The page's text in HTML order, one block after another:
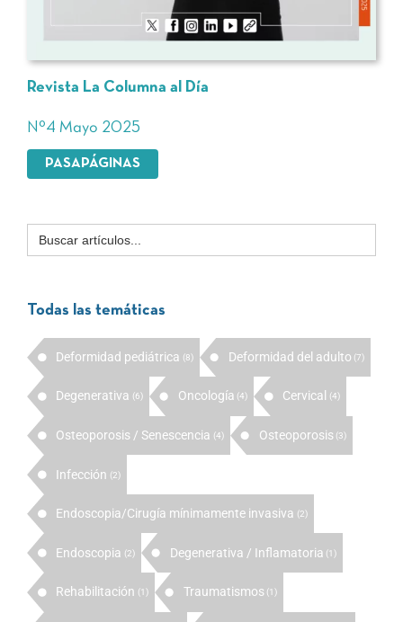
Revista La Columna al Día
Nº4 Mayo 2025
PASAPÁGINAS
Buscar:
Todas las temáticas
Deformidad pediátrica (8) Deformidad del adulto (7)
Degenerativa (6) Oncología (4) Cervical (4)
Osteoporosis / Senescencia (4) Osteoporosis (3)
Infección (2)
Endoscopia/Cirugía mínimamente invasiva (2)
Endoscopia (2) Degenerativa / Inflamatoria (1)
Rehabilitación (1) Traumatismos (1)